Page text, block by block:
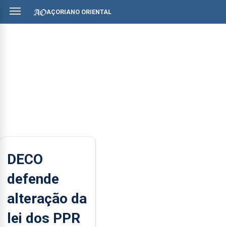
AÇORIANO ORIENTAL
DECO
defende
alteração da
lei dos PPR